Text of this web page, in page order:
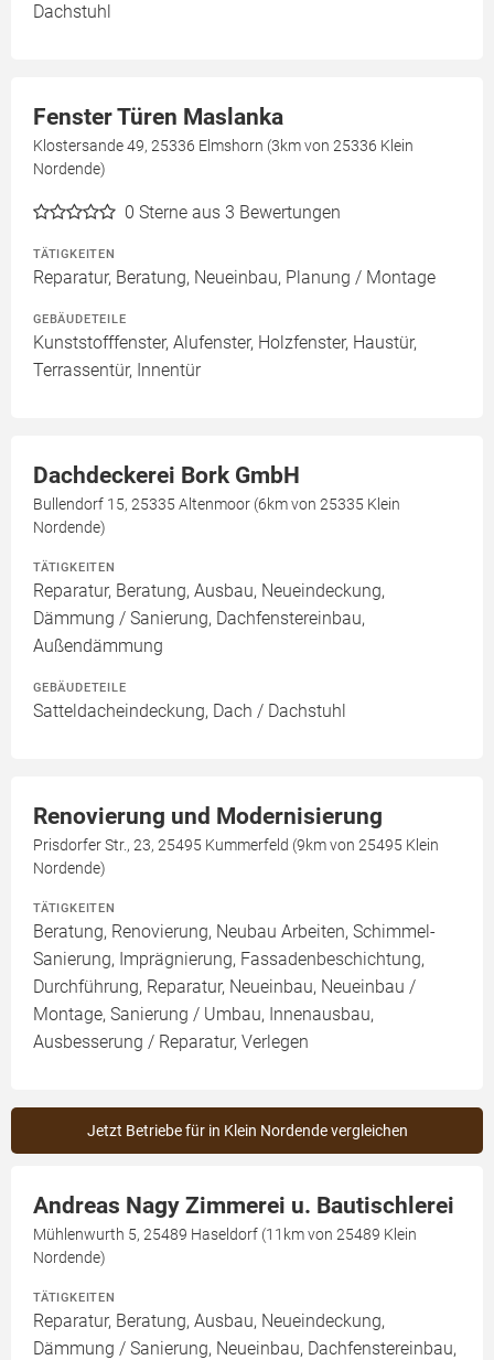
Dachstuhl
Fenster Türen Maslanka
Klostersande 49, 25336 Elmshorn (3km von 25336 Klein
Nordende)
0 Sterne aus 3 Bewertungen
TÄTIGKEITEN
Reparatur, Beratung, Neueinbau, Planung / Montage
GEBÄUDETEILE
Kunststofffenster, Alufenster, Holzfenster, Haustür,
Terrassentür, Innentür
Dachdeckerei Bork GmbH
Bullendorf 15, 25335 Altenmoor (6km von 25335 Klein
Nordende)
TÄTIGKEITEN
Reparatur, Beratung, Ausbau, Neueindeckung,
Dämmung / Sanierung, Dachfenstereinbau,
Außendämmung
GEBÄUDETEILE
Satteldacheindeckung, Dach / Dachstuhl
Renovierung und Modernisierung
Prisdorfer Str., 23, 25495 Kummerfeld (9km von 25495 Klein
Nordende)
TÄTIGKEITEN
Beratung, Renovierung, Neubau Arbeiten, Schimmel-
Sanierung, Imprägnierung, Fassadenbeschichtung,
Durchführung, Reparatur, Neueinbau, Neueinbau /
Montage, Sanierung / Umbau, Innenausbau,
Ausbesserung / Reparatur, Verlegen
Jetzt Betriebe für in Klein Nordende vergleichen
Andreas Nagy Zimmerei u. Bautischlerei
Mühlenwurth 5, 25489 Haseldorf (11km von 25489 Klein
Nordende)
TÄTIGKEITEN
Reparatur, Beratung, Ausbau, Neueindeckung,
Dämmung / Sanierung, Neueinbau, Dachfenstereinbau,